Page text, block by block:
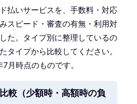
払いサービスを、手数料・対応
スピード・審査の有無・利用対
た。タイプ別に整理しているの
タイプから比較してください。
月時点のものです。
較（少額時・高額時の負